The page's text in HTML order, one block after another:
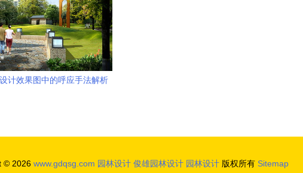
计效果图中的呼应手法解析
© 2026 www.gdqsg.com 园林设计 俊雄园林设计 园林设计 版权所有 Sitemap